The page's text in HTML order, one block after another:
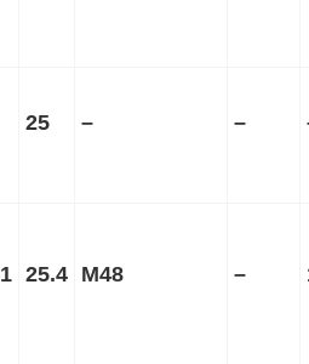
25 – –
25.4 M48 –